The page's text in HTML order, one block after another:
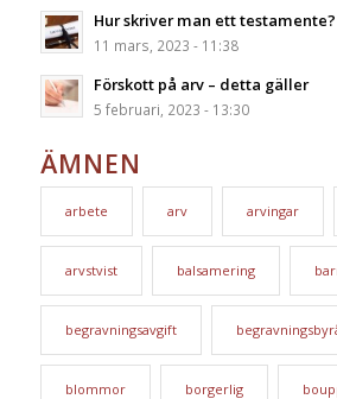
Hur skriver man ett testamente?
11 mars, 2023 - 11:38
Förskott på arv – detta gäller
5 februari, 2023 - 13:30
ÄMNEN
arbete arv arvingar
arvstvist balsamering
begravningsavgift
blommor borgerlig